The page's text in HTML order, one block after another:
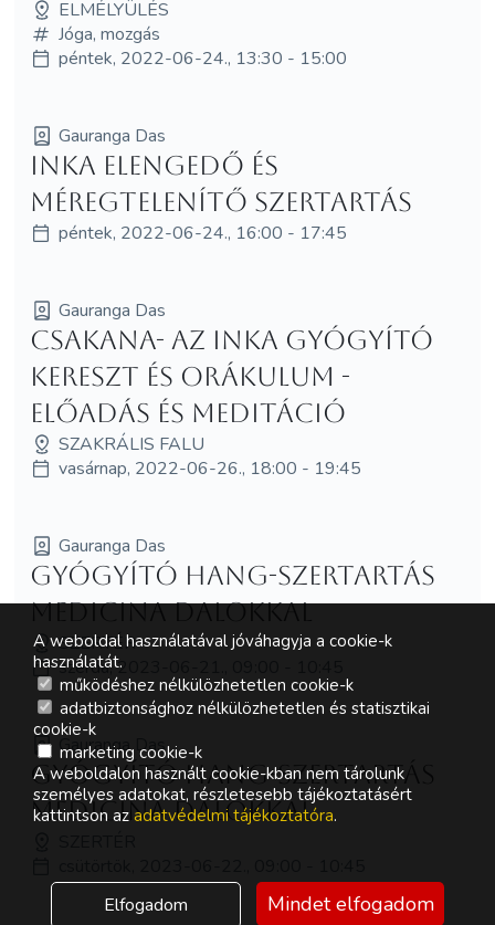
ELMÉLYÜLÉS
Jóga, mozgás
péntek, 2022-06-24., 13:30 - 15:00
Gauranga Das
Inka elengedő és
méregtelenítő szertartás
péntek, 2022-06-24., 16:00 - 17:45
Gauranga Das
Csakana- az inka gyógyító
kereszt és orákulum -
előadás és meditáció
SZAKRÁLIS FALU
vasárnap, 2022-06-26., 18:00 - 19:45
Gauranga Das
Gyógyító hang-szertartás
Medicina dalokkal
SZERTÉR
szerda, 2023-06-21., 09:00 - 10:45
Gauranga Das
Gyógyító hang-szertartás
Medicina dalokkal
A weboldal használatával jóváhagyja a cookie-k
használatát.
működéshez nélkülözhetetlen cookie-k
adatbiztonsághoz nélkülözhetetlen és statisztikai
cookie-k
marketing cookie-k
A weboldalon használt cookie-kban nem tárolunk
személyes adatokat, részletesebb tájékoztatásért
kattintson az adatvédelmi tájékoztatóra.
Elfogadom Mindet elfogadom